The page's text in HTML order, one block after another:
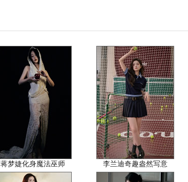
蒋梦婕化身魔法巫师 李兰迪奇趣盎然写意